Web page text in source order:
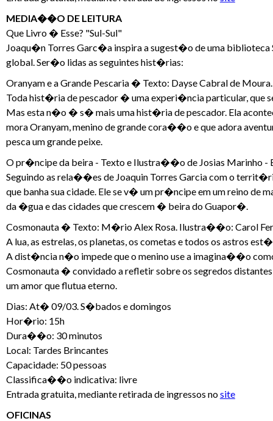
MEDIA��O DE LEITURA
Que Livro � Esse? "Sul-Sul"
Joaqu�n Torres Garc�a inspira a sugest�o de uma biblioteca
global. Ser�o lidas as seguintes hist�rias:
Oranyam e a Grande Pescaria � Texto: Dayse Cabral de
Toda hist�ria de pescador � uma experi�ncia particular, que
Mas esta n�o � s� mais uma hist�ria de pescador. Ela
mora Oranyam, menino de grande cora��o e que adora
pesca um grande peixe.
O pr�ncipe da beira - Texto e Ilustra��o de Josias Marinho -
Seguindo as rela��es de Joaquin Torres Garcia com o
que banha sua cidade. Ele se v� um pr�ncipe em um reino de
da �gua e das cidades que crescem � beira do Guapor�.
Cosmonauta � Texto: M�rio Alex Rosa. Ilustra��o: Carol
A lua, as estrelas, os planetas, os cometas e todos os astros
A dist�ncia n�o impede que o menino use a imagina��o
Cosmonauta � convidado a refletir sobre os segredos
um amor que flutua eterno.
Dias: At� 09/03. S�bados e domingos
Hor�rio: 15h
Dura��o: 30 minutos
Local: Tardes Brincantes
Capacidade: 50 pessoas
Classifica��o indicativa: livre
Entrada gratuita, mediante retirada de ingressos nosite
OFICINAS